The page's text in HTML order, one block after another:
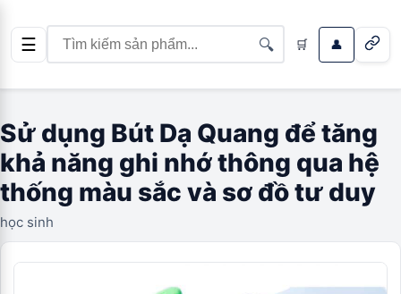
☰ 🔍 🛒 👤
Sử dụng Bút Dạ Quang để tăng
khả năng ghi nhớ thông qua hệ
thống màu sắc và sơ đồ tư duy
học sinh